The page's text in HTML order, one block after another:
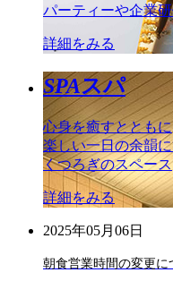
パーティーや企業
詳細をみる
SPAスパ
心身を癒すとともに
楽しい一日の余韻
くつろぎのスペース
詳細をみる
2025年05月06日
朝食営業時間の変更に